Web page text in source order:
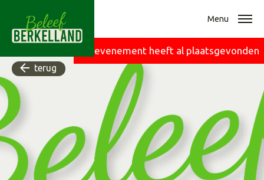
Menu
Dit evenement heeft al plaatsgevonden
terug